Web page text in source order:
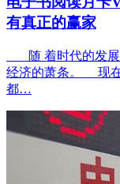
有真正的赢家
随 着时代的发展
经济的萧条。 现在
都…